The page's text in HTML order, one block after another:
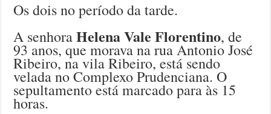
Os dois no período da tarde.
A senhoraHelena Vale Florentino, de
93 anos, que morava na rua Antonio José
Ribeiro, na vila Ribeiro, está sendo
velada no Complexo Prudenciana. O
sepultamento está marcado para às 15
horas.